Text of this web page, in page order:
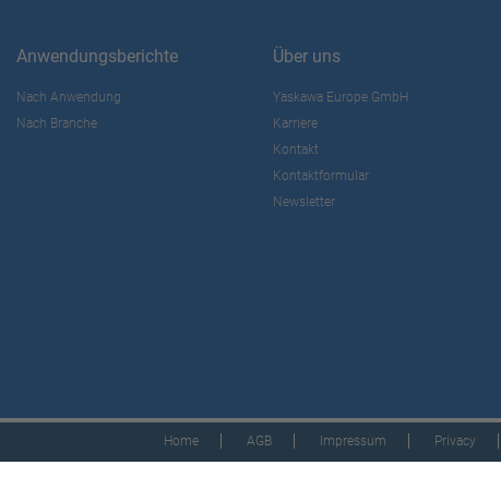
Anwendungsberichte
Nach Anwendung
Nach Branche
Über uns
Yaskawa Europe GmbH
Karriere
Kontakt
Kontaktformular
Newsletter
Home AGB Impressum Privacy